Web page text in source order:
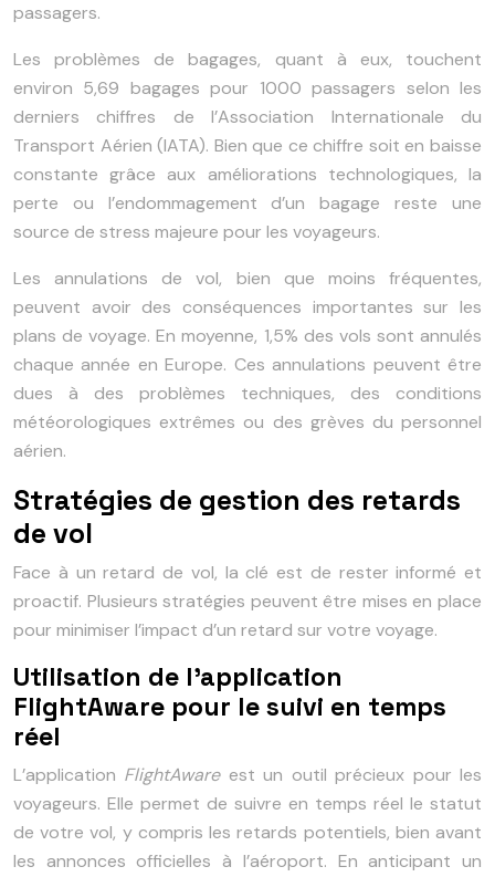
passagers.
Les problèmes de bagages, quant à eux, touchent
environ 5,69 bagages pour 1000 passagers selon les
derniers chiffres de l’Association Internationale du
Transport Aérien (IATA). Bien que ce chiffre soit en baisse
constante grâce aux améliorations technologiques, la
perte ou l’endommagement d’un bagage reste une
source de stress majeure pour les voyageurs.
Les annulations de vol, bien que moins fréquentes,
peuvent avoir des conséquences importantes sur les
plans de voyage. En moyenne, 1,5% des vols sont annulés
chaque année en Europe. Ces annulations peuvent être
dues à des problèmes techniques, des conditions
météorologiques extrêmes ou des grèves du personnel
aérien.
Stratégies de gestion des retards
de vol
Face à un retard de vol, la clé est de rester informé et
proactif. Plusieurs stratégies peuvent être mises en place
pour minimiser l’impact d’un retard sur votre voyage.
Utilisation de l’application
FlightAware pour le suivi en temps
réel
L’application FlightAware est un outil précieux pour les
voyageurs. Elle permet de suivre en temps réel le statut
de votre vol, y compris les retards potentiels, bien avant
les annonces officielles à l’aéroport. En anticipant un